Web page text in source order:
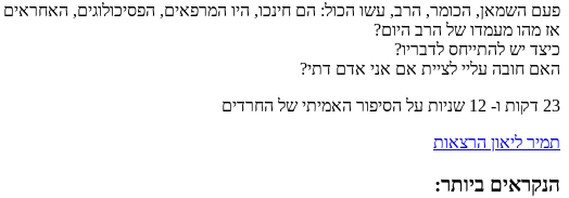
פעם השמאן, הכומר, הרב, עשו הכול: הם חינכו, היו המרפאים, הפסיכולוגים,
אז מהו מעמדו של הרב היום?
כיצד יש להתייחס לדבריו?
האם חובה עליי לציית אם אני אדם דתי?
23 דקות ו- 12 שניות על הסיפור האמיתי של החרדים
תמיר ליאון הרצאות
הנקראים ביותר: